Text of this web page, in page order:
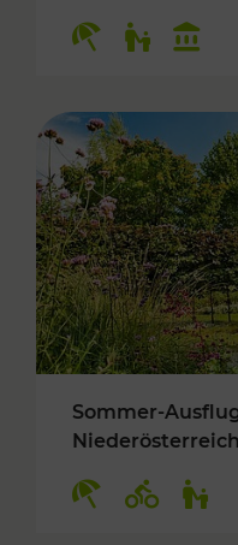
Sommer-
Niederösterreich